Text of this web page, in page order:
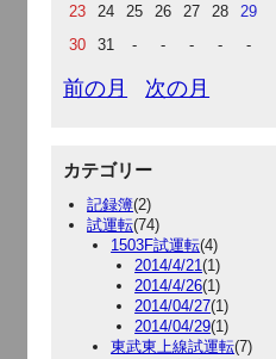
23
24 25 26 27 28
29
30
31 - - - - -
前の月 次の月
カテゴリー
記録簿(2)
試運転(74)
1503F試運転(4)
2014/4/21(1)
2014/4/26(1)
2014/04/27(1)
2014/04/29(1)
東武東上線試運転(7)